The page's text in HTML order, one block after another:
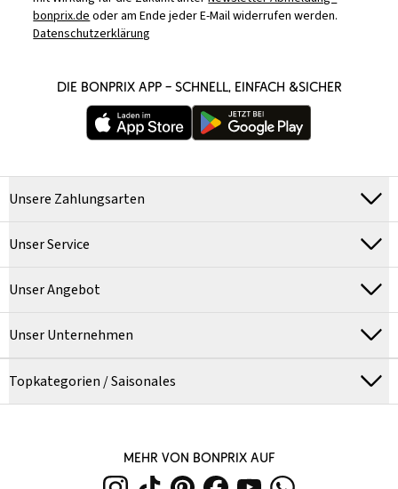
bonprix.deoder am Ende jeder E-Mail widerrufen werden.
Datenschutzerklärung
DIE BONPRIX APP – SCHNELL, EINFACH &SICHER
Unsere Zahlungsarten
Unser Service
Unser Angebot
Unser Unternehmen
Topkategorien / Saisonales
MEHR VON BONPRIX AUF